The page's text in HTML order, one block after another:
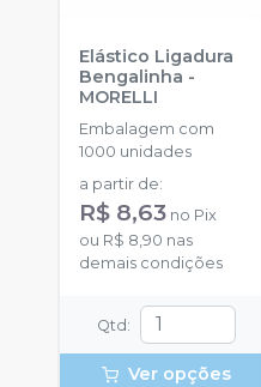
Elástico Ligadura
Bengalinha -
MORELLI
Embalagem com
1000 unidades
a partir de:
R$ 8,63 no Pix
ou R$ 8,90 nas
demais condições
Qtd:
Ver opções